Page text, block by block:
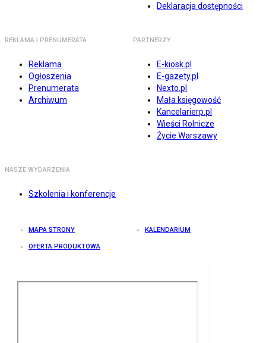
Deklaracja dostępności
REKLAMA I PRENUMERATA
Reklama
Ogłoszenia
Prenumerata
Archiwum
PARTNERZY
E-kiosk.pl
E-gazety.pl
Nexto.pl
Mała księgowość
Kancelarierp.pl
Wieści Rolnicze
Życie Warszawy
NASZE WYDARZENIA
Szkolenia i konferencje
MAPA STRONY KALENDARIUM
OFERTA PRODUKTOWA